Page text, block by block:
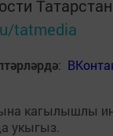
tatmedia
:
кагылышлы
укыгыз.